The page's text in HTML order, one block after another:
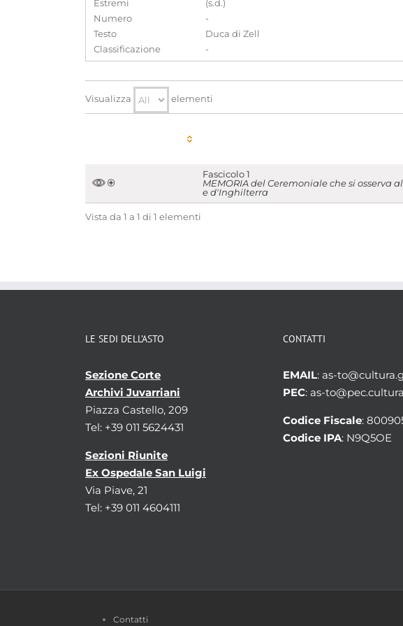
Estremi
(s.d.)
Numero
-
Testo
Duca di Zell
Classificazione
-
Visualizza elementi
Fascicolo 1
MEMORIA del Ceremoniale che si osserva
e d'Inghilterra
Vista da 1 a 1 di 1 elementi
LE SEDI DELL’ASTO
Sezione Corte
Archivi Juvarriani
Piazza Castello, 209
Tel: +39 011 5624431
Sezioni Riunite
Ex Ospedale San Luigi
Via Piave, 21
Tel: +39 011 4604111
CONTATTI
EMAIL: as-
PEC: as-
Codice Fiscale:
Codice IPA: N9Q5OE
Contatti